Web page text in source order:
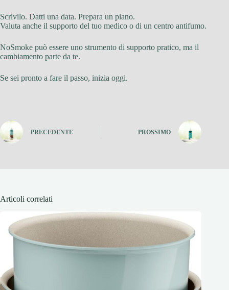
Scrivilo. Datti una data. Prepara un piano.
Valuta anche il supporto del tuo medico o di un centro antifumo.
NoSmoke può essere uno strumento di supporto pratico, ma il
cambiamento parte da te.
Se sei pronto a fare il passo, inizia oggi.
PRECEDENTE PROSSIMO
Articoli correlati